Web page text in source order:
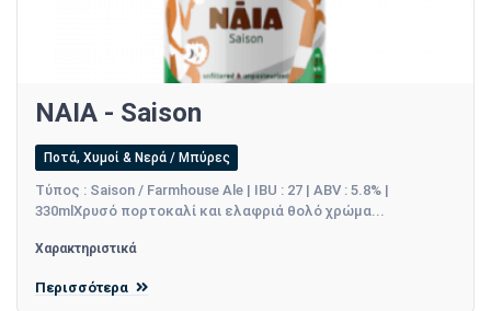
ΝΑΙΑ - Saison
Ποτά, Χυμοί & Νερά / Μπύρες
Τύπος : Saison / Farmhouse Ale | IBU : 27 | ABV : 5.8% |
330mlΧρυσό πορτοκαλί και ελαφριά θολό χρώμα...
Χαρακτηριστικά
Περισσότερα